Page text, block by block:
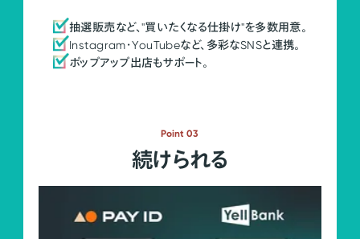
抽選販売など、"買いたくなる仕掛け"を多数用意。
Instagram・YouTubeなど、多彩なSNSと連携。
ポップアップ出店もサポート。
Point 03
続けられる